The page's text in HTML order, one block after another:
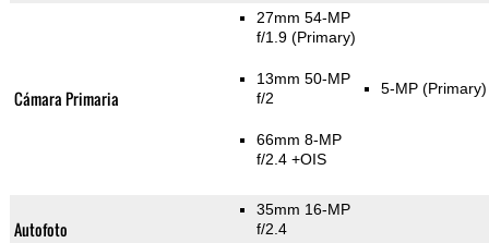
Cámara Primaria
27mm 54-MP
f/1.9(Primary)
13mm 50-MP
f/2
66mm 8-MP
f/2.4 +OIS
5-MP(Primary)
Autofoto
35mm 16-MP
f/2.4